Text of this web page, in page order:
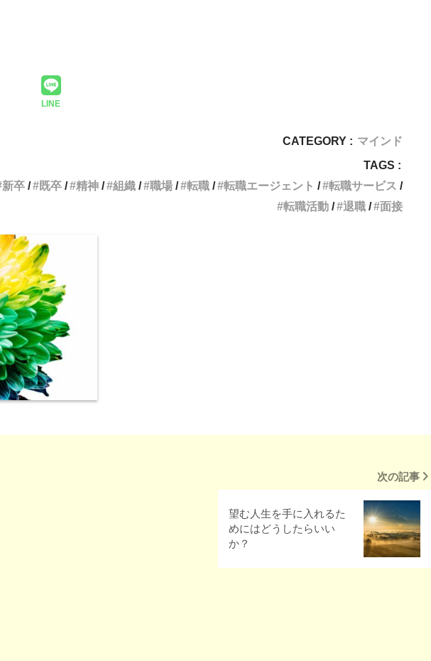
LINE
CATEGORY : マインド
TAGS :
新卒 既卒 精神 組織 職場 転職 転職エージェント
転職サービス
転職活動
退職 面接
次の記事
望む人生を手に入れるた
めにはどうしたらいい
か？